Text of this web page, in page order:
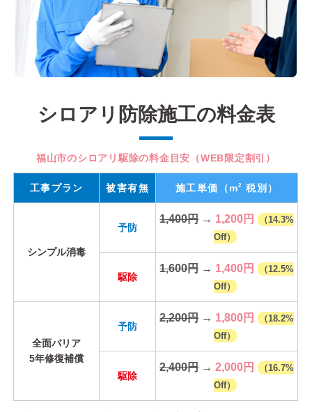
シロアリ防除施工の料金表
福山市のシロアリ駆除の料金目安（WEB限定割引）
工事プラン 被害有無 施工単価 （m2 税別）
シンプル消毒
予防
1,400円→ 1,200円
（14.3%
Off）
駆除
1,600円→ 1,400円
（12.5%
Off）
全面バリア
5年修復補償
予防
2,200円→ 1,800円
（18.2%
Off）
駆除
2,400円→2,000円
（16.7%
Off）